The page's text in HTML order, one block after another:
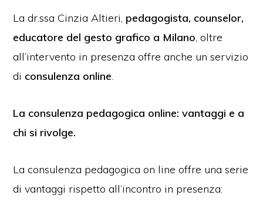
La dr.ssa Cinzia Altieri, pedagogista, counselor,
educatore del gesto grafico a Milano, oltre
all’intervento in presenza offre anche un servizio
di consulenza online.
La consulenza pedagogica online: vantaggi e a
chi si rivolge.
La consulenza pedagogica on line offre una serie
di vantaggi rispetto all’incontro in presenza: